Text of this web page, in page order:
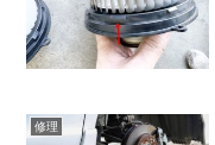
修理